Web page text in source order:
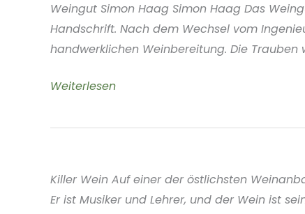
Weingut Simon Haag Simon Haag Das
Handschrift. Nach dem Wechsel vom
handwerklichen Weinbereitung. Die
Weingut
Haag
Weiterlesen
Killer Wein Auf einer der östlichsten
Er ist Musiker und Lehrer, und der Wein ist